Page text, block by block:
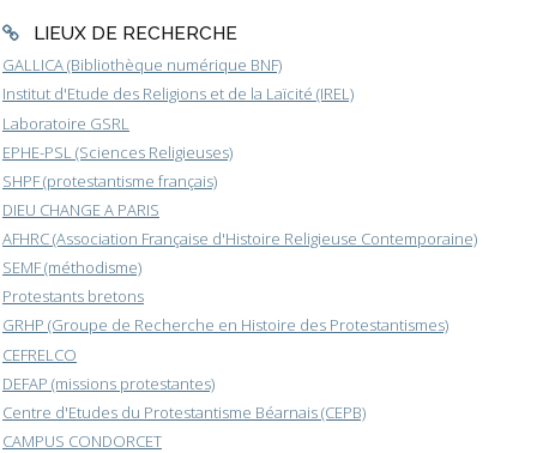
LIEUX DE RECHERCHE
GALLICA (Bibliothèque numérique BNF)
Institut d'Etude des Religions et de la Laïcité (IREL)
Laboratoire GSRL
EPHE-PSL (Sciences Religieuses)
SHPF (protestantisme français)
DIEU CHANGE A PARIS
AFHRC (Association Française d'Histoire Religieuse Contemporaine)
SEMF (méthodisme)
Protestants bretons
GRHP (Groupe de Recherche en Histoire des Protestantismes)
CEFRELCO
DEFAP (missions protestantes)
Centre d'Etudes du Protestantisme Béarnais (CEPB)
CAMPUS CONDORCET